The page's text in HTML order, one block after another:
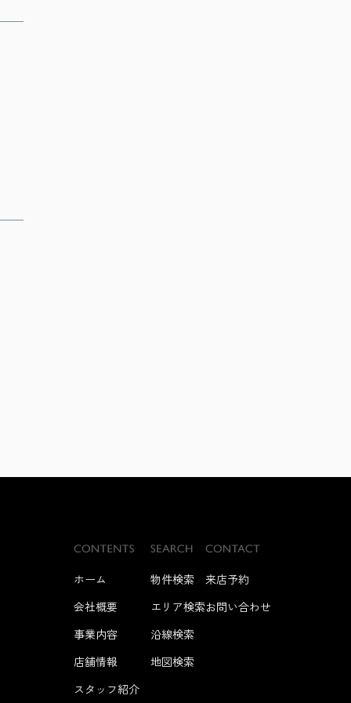
ホーム
会社概要
事業内容
店舗情報
スタッフ紹介
物件検索
エリア検索
沿線検索
地図検索
来店予約
お問い合わせ